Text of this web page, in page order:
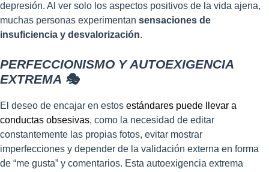
depresión. Al ver solo los aspectos positivos de la vida ajena,
muchas personas experimentan sensaciones de
insuficiencia y desvalorización.
PERFECCIONISMO Y AUTOEXIGENCIA
EXTREMA 🎭
El deseo de encajar en estos estándares puede llevar a
conductas obsesivas, como la necesidad de editar
constantemente las propias fotos, evitar mostrar
imperfecciones y depender de la validación externa en forma
de “me gusta” y comentarios. Esta autoexigencia extrema